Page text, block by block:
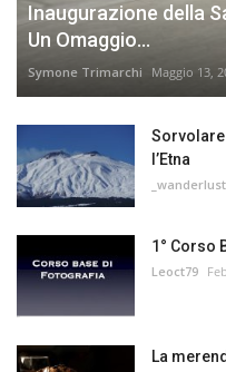
Inaugurazione della
Un Omaggio...
Symone Trimarchi Maggio 13,
Sorvolare
l’Etna
1° Corso
Leoct79
La